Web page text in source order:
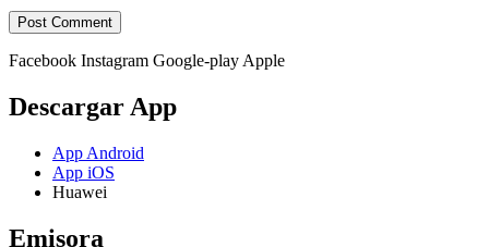
Facebook Instagram Google-play Apple
Descargar App
App Android
App iOS
Huawei
Emisora